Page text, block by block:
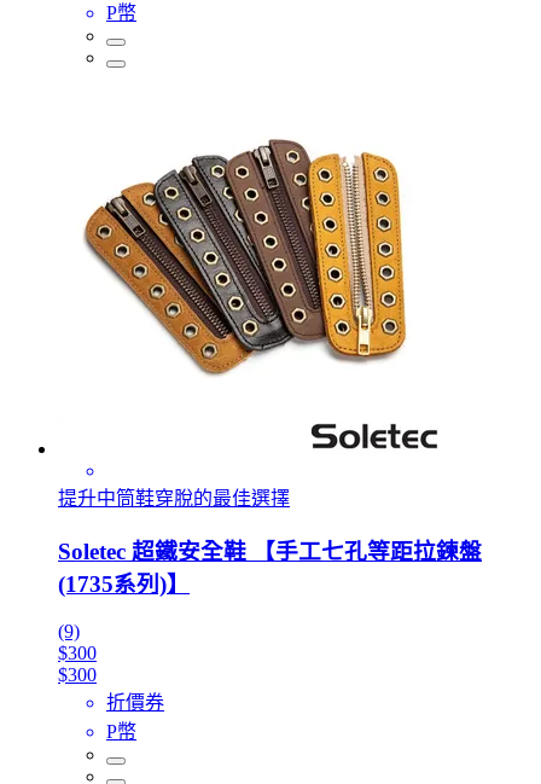
P幣
提升中筒鞋穿脫的最佳選擇
Soletec 超鐵安全鞋 【手工七孔等距拉鍊盤
(1735系列)】
(9)
$300
$300
折價券
P幣